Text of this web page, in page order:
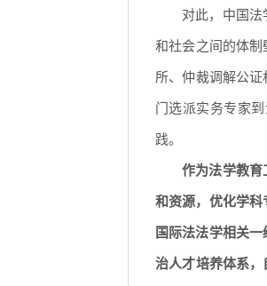
对此，中国
和社会之间的体
所、仲裁调解公
门选派实务专家
践。
作为法学教育
和资源，优化学
国际法法学相关
治人才培养体系